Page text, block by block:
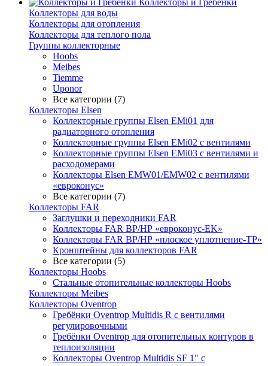
Коллекторы и Гребёнки
Коллекторы для воды
Коллекторы для отопления
Коллекторы для теплого пола
Группы коллекторные
Hoobs
Meibes
Tiemme
Uponor
Все категории (7)
Коллекторы Elsen
Коллекторные группы Elsen EMi01 для
радиаторного отопления
Коллекторные группы Elsen EMi02 с вентилями
Коллекторные группы Elsen EMi03 с вентилями и
расходомерами
Коллекторы Elsen EMW01/EMW02 с вентилями
«евроконус»
Все категории (7)
Коллекторы FAR
Заглушки и переходники FAR
Коллекторы FAR ВР/НР «евроконус-EK»
Коллекторы FAR ВР/НР «плоское уплотнение-TP»
Кронштейны для коллекторов FAR
Все категории (5)
Коллекторы Hoobs
Стальные отопительные коллекторы Hoobs
Коллекторы Meibes
Коллекторы Oventrop
Гребёнки Oventrop Multidis R с вентилями
регулировочными
Гребёнки Oventrop для отопительных контуров в
теплоизоляции
Коллекторы Oventrop Multidis SF 1" с